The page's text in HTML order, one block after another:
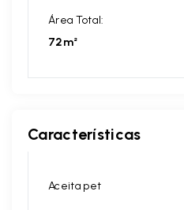
Área Total:
72m²
Características
Aceita pet